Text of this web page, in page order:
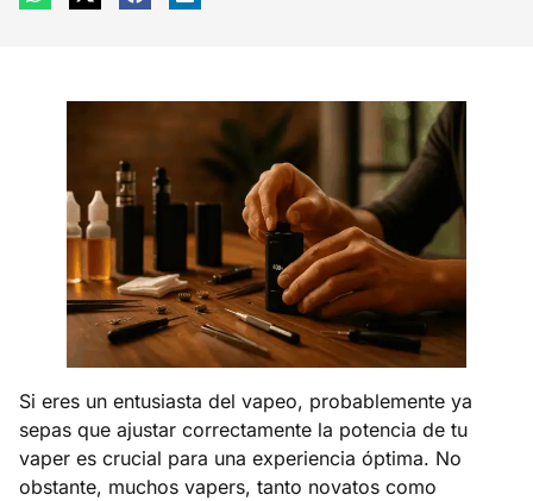
Si eres un entusiasta del vapeo, probablemente ya
sepas que ajustar correctamente la potencia de tu
vaper es crucial para una experiencia óptima. No
obstante, muchos vapers, tanto novatos como